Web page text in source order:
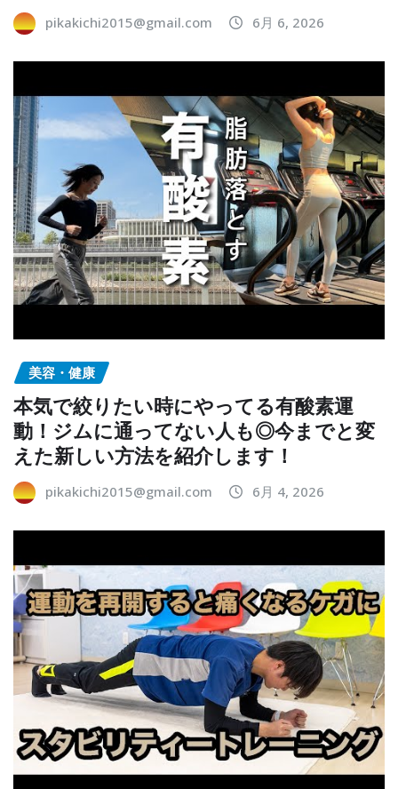
pikakichi2015@gmail.com 6月 6, 2026
美容・健康
本気で絞りたい時にやってる有酸素運
動！ジムに通ってない人も◎今までと変
えた新しい方法を紹介します！
pikakichi2015@gmail.com 6月 4, 2026